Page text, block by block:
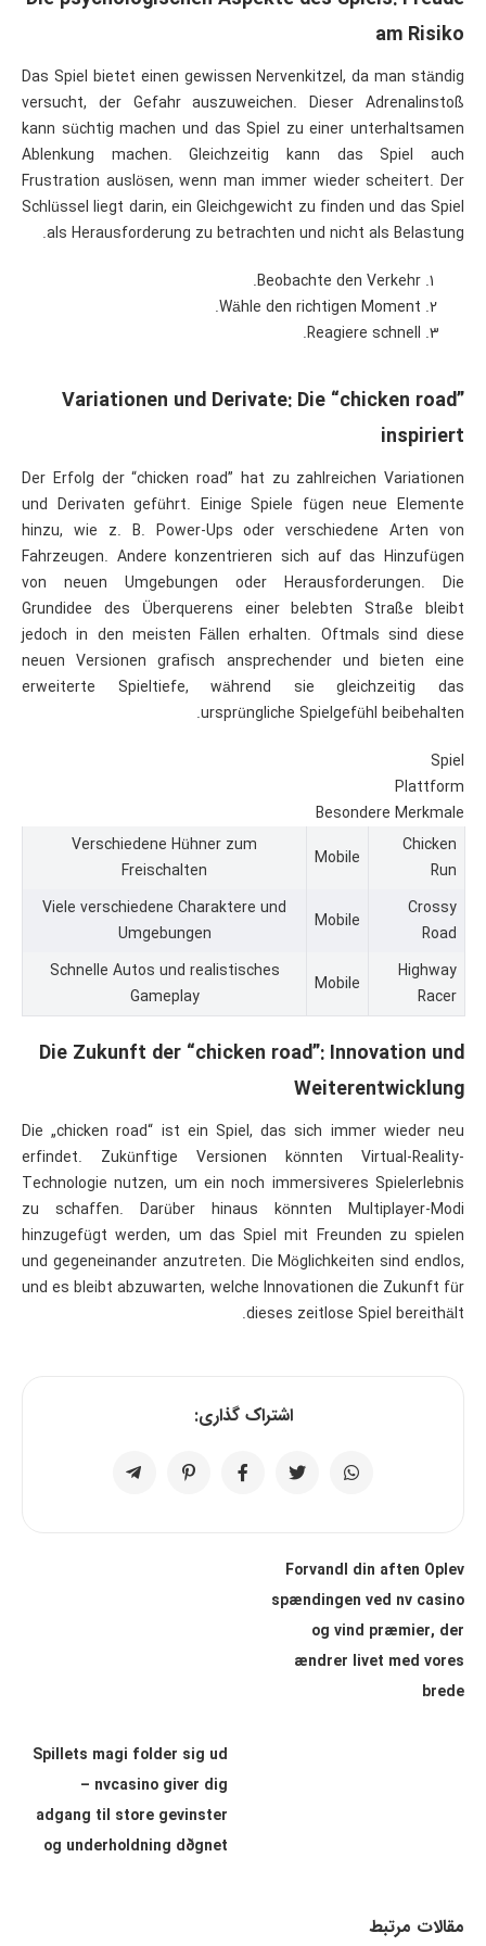
am Risiko
Das Spiel bietet einen gewissen Nervenkitzel, da man ständig
versucht, der Gefahr auszuweichen. Dieser Adrenalinstoß
kann süchtig machen und das Spiel zu einer unterhaltsamen
Ablenkung machen. Gleichzeitig kann das Spiel auch
Frustration auslösen, wenn man immer wieder scheitert. Der
Schlüssel liegt darin, ein Gleichgewicht zu finden und das Spiel
als Herausforderung zu betrachten und nicht als Belastung.
Beobachte den Verkehr.
Wähle den richtigen Moment.
Reagiere schnell.
Variationen und Derivate: Die “chicken road”
inspiriert
Der Erfolg der “chicken road” hat zu zahlreichen Variationen
und Derivaten geführt. Einige Spiele fügen neue Elemente
hinzu, wie z. B. Power-Ups oder verschiedene Arten von
Fahrzeugen. Andere konzentrieren sich auf das Hinzufügen
von neuen Umgebungen oder Herausforderungen. Die
Grundidee des Überquerens einer belebten Straße bleibt
jedoch in den meisten Fällen erhalten. Oftmals sind diese
neuen Versionen grafisch ansprechender und bieten eine
erweiterte Spieltiefe, während sie gleichzeitig das
ursprüngliche Spielgefühl beibehalten.
Spiel
Plattform
Besondere Merkmale
Chicken
Run
Mobile
Verschiedene Hühner zum
Freischalten
Crossy
Road
Mobile
Viele verschiedene Charaktere und
Umgebungen
Highway
Racer
Mobile
Schnelle Autos und realistisches
Gameplay
Die Zukunft der “chicken road”: Innovation und
Weiterentwicklung
Die „chicken road“ ist ein Spiel, das sich immer wieder neu
erfindet. Zukünftige Versionen könnten Virtual-Reality-
Technologie nutzen, um ein noch immersiveres Spielerlebnis
zu schaffen. Darüber hinaus könnten Multiplayer-Modi
hinzugefügt werden, um das Spiel mit Freunden zu spielen
und gegeneinander anzutreten. Die Möglichkeiten sind endlos,
und es bleibt abzuwarten, welche Innovationen die Zukunft für
dieses zeitlose Spiel bereithält.
اشتراک گذاری:
Forvandl din aften Oplev
spændingen ved nv casino
og vind præmier, der
ændrer livet med vores
brede
Spillets magi folder sig ud
– nvcasino giver dig
adgang til store gevinster
og underholdning døgnet
مقالات مرتبط